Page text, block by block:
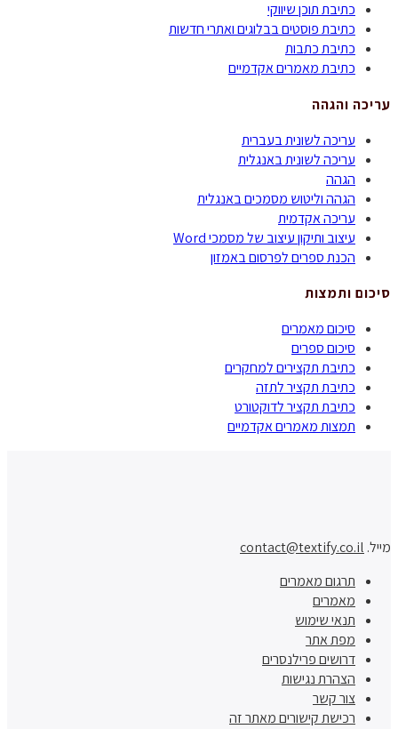
כתיבת תוכן שיווקי
כתיבת פוסטים בבלוגים ואתרי חדשות
כתיבת כתבות
כתיבת מאמרים אקדמיים
עריכה והגהה
עריכה לשונית בעברית
עריכה לשונית באנגלית
הגהה
הגהה וליטוש מסמכים באנגלית
עריכה אקדמית
עיצוב ותיקון עיצוב של מסמכי Word
הכנת ספרים לפרסום באמזון
סיכום ותמצות
סיכום מאמרים
סיכום ספרים
כתיבת תקצירים למחקרים
כתיבת תקציר לתזה
כתיבת תקציר לדוקטורט
תמצות מאמרים אקדמיים
מייל. contact@textify.co.il
תרגום מאמרים
מאמרים
תנאי שימוש
מפת אתר
דרושים פרילנסרים
הצהרת נגישות
צור קשר
רכישת קישורים מאתר זה